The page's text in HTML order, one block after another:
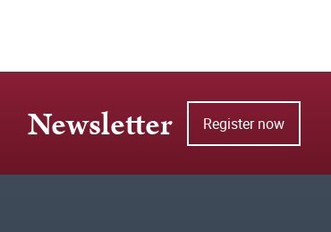
Newsletter Register now